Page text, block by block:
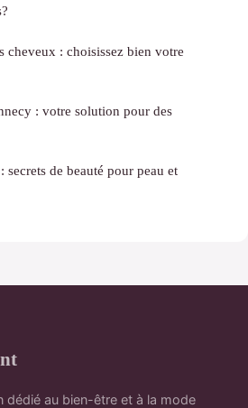
cheveux : choisissez bien votre
: votre solution pour des
secrets de beauté pour peau et
dédié au bien-être et à la mode